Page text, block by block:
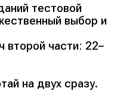
тестовой
выбор и
второй части: 22–
на двух сразу.